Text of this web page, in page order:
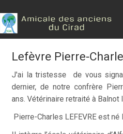
Lefèvre Pierre-
J'ai la tristesse de vous
dernier, de notre confrère
ans. Vétérinaire retraité à Balnot
Pierre-Charles LEFEVRE est né